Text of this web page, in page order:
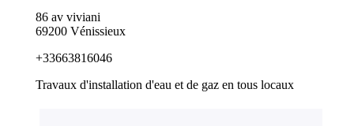
86 av viviani
69200 Vénissieux
+33663816046
Travaux d'installation d'eau et de gaz en tous locaux